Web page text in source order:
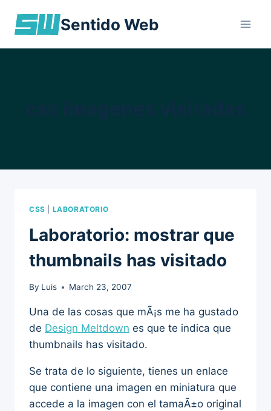
Sentido Web
CSS LABORATORIO
Laboratorio: mostrar que
thumbnails has visitado
By Luis March 23, 2007
Una de las cosas que mÃ¡s me ha gustado
de Design Meltdown es que te indica que
thumbnails has visitado.
Se trata de lo siguiente, tienes un enlace
que contiene una imagen en miniatura que
accede a la imagen con el tamaÃ±o original